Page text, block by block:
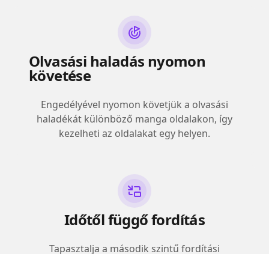
Olvasási haladás nyomon
követése
Engedélyével nyomon követjük a olvasási
haladékát különböző manga oldalakon, így
kezelheti az oldalakat egy helyen.
Időtől függő fordítás
Tapasztalja a második szintű fordítási